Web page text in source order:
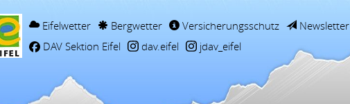
Eifelwetter Bergwetter Versicherungsschutz Newsletter
DAV Sektion Eifel
dav.eifel jdav_eifel